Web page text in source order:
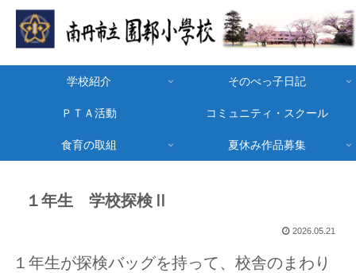
学校紹介 そのべっ子日記
ＰＴＡ活動 コミュニティ・スクール
食育の取組 夏休み作品募集
１年生 学校探検Ⅱ
2026.05.21
１年生が探検バッグを持って、校舎のまわり